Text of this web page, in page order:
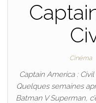
Cinéma
Captain America :
Quelques semaines
Batman V Superman,